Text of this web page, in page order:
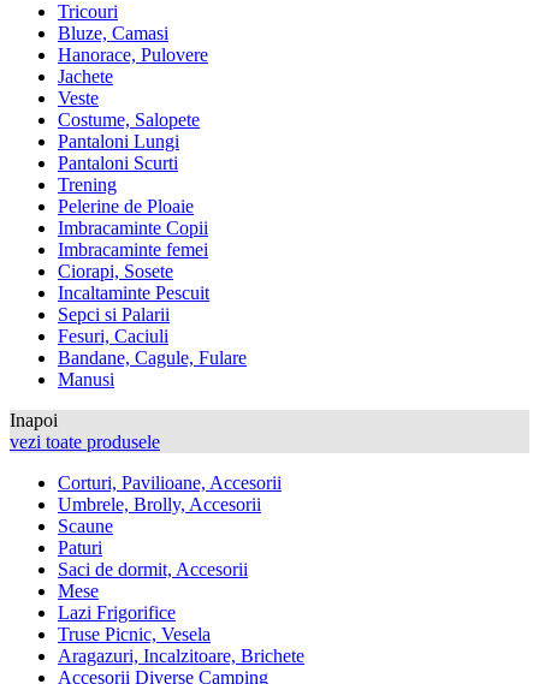
Tricouri
Bluze, Camasi
Hanorace, Pulovere
Jachete
Veste
Costume, Salopete
Pantaloni Lungi
Pantaloni Scurti
Trening
Pelerine de Ploaie
Imbracaminte Copii
Imbracaminte femei
Ciorapi, Sosete
Incaltaminte Pescuit
Sepci si Palarii
Fesuri, Caciuli
Bandane, Cagule, Fulare
Manusi
Inapoi
vezi toate produsele
Corturi, Pavilioane, Accesorii
Umbrele, Brolly, Accesorii
Scaune
Paturi
Saci de dormit, Accesorii
Mese
Lazi Frigorifice
Truse Picnic, Vesela
Aragazuri, Incalzitoare, Brichete
Accesorii Diverse Camping